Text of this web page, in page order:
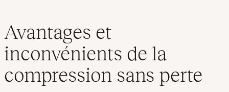
Avantages et
inconvénients de la
compression sans perte